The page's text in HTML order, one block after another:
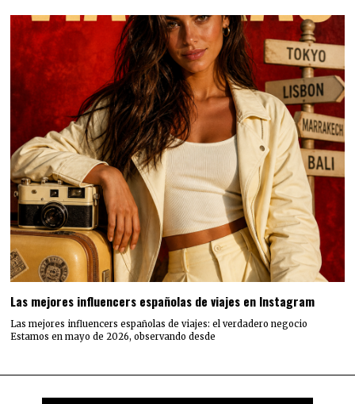
Las mejores influencers españolas de viajes en Instagram
Las mejores influencers españolas de viajes: el verdadero negocio
Estamos en mayo de 2026, observando desde